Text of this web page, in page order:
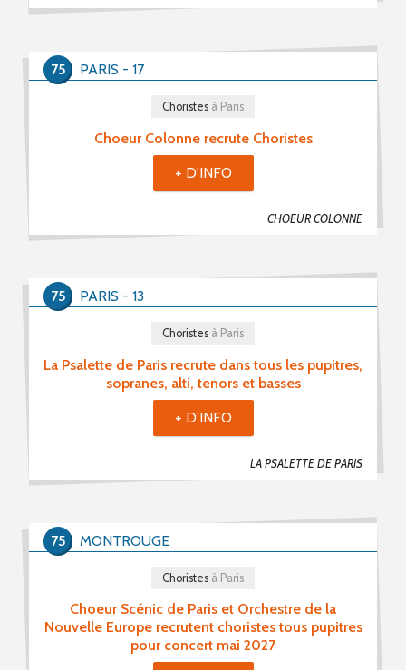
Choeur Colonne recrute Choristes
CHOEUR COLONNE
Choristes à Paris
PARIS - 17
75
+ D'INFO
La Psalette de Paris recrute dans tous les pupitres,
sopranes, alti, tenors et basses
LA PSALETTE DE PARIS
Choristes à Paris
PARIS - 13
75
+ D'INFO
Choeur Scénic de Paris et Orchestre de la
Nouvelle Europe recrutent choristes tous pupitres
pour concert mai 2027
Choristes à Paris
MONTROUGE
75